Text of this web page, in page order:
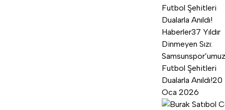
Haberler37 Yıldır
Dinmeyen Sızı:
Futbol Şehitleri
Dualarla Anıldı!20
Oca 2026